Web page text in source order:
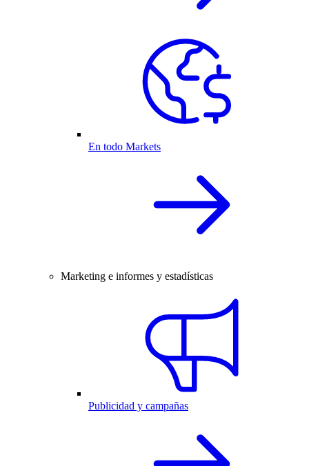
En todo Markets
Marketing e informes y estadísticas
Publicidad y campañas